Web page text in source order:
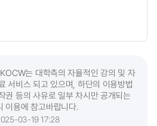
는 대학측의 자율적인 강의 및 자
서비스 되고 있으며, 하단의 이용방법
권 등의 사유로 일부 차시만 공개되는
이용에 참고바랍니다.
03-19 17:28